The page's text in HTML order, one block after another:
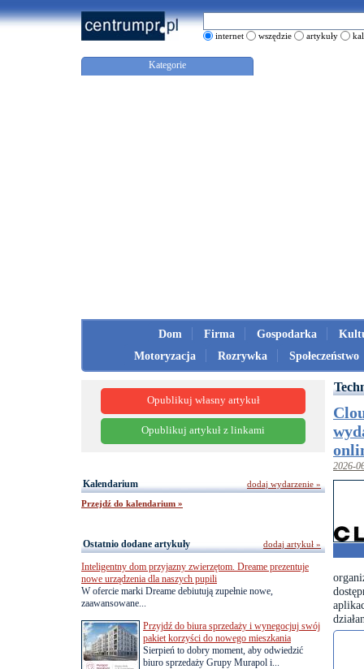
internet wszędzie artykuły
Kategorie
Dom Firma Gospodarka
Motoryzacja
Rozrywka Społeczeństwo
2026-
Opublikuj własny artykuł
Opublikuj artykuł z linkami
Kalendarium
Przejdź do kalendarium »
dodaj wydarzenie »
Ostatnio dodane artykuły
Inteligentny dom przyjazny zwierzętom. Dreame prezentuje
nowe urządzenia dla naszych pupili
W ofercie marki Dreame debiutują zupełnie nowe,
zaawansowane...
Przyjdź do biura sprzedaży i wynegocjuj swój
pakiet korzyści do nowego mieszkania
Sierpień to dobry moment, aby odwiedzić
biuro sprzedaży Grupy Murapol i...
dodaj artykuł »